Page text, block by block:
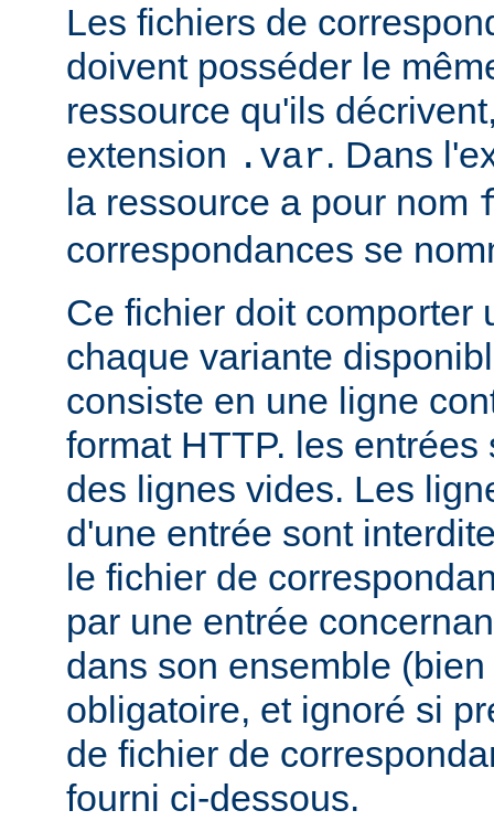
Les fichiers de
doivent posséder le
ressource qu'ils
extension .var. Dans
la ressource a pour nom
correspondances se
Ce fichier doit comporter
chaque variante
consiste en une ligne
format HTTP. les
des lignes vides. Les
d'une entrée sont
le fichier de
par une entrée
dans son ensemble
obligatoire, et ignoré si
de fichier de
fourni ci-dessous.